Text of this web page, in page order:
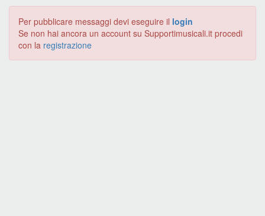
Per pubblicare messaggi devi eseguire il login
Se non hai ancora un account su Supportimusicali.it procedi
con la registrazione